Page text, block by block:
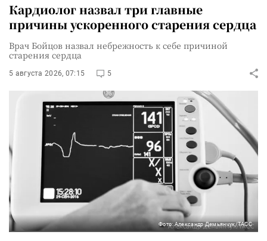
Кардиолог назвал три главные
причины ускоренного старения сердца
Врач Бойцов назвал небрежность к себе причиной
старения сердца
5 августа 2026, 07:15 5
Фото: Александр Демьянчук/ТАСС